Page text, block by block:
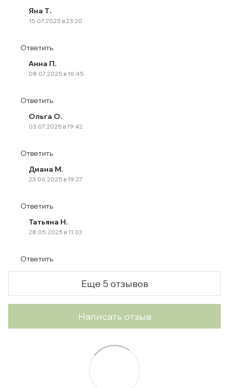
Яна Т.
15.07.2025 в 23:20
Ответить
Анна П.
08.07.2025 в 16:45
Ответить
Ольга О.
03.07.2025 в 19:42
Ответить
Диана М.
23.06.2025 в 19:27
Ответить
Татьяна Н.
28.05.2025 в 11:03
Ответить
Еще 5 отзывов
Написать отзыв